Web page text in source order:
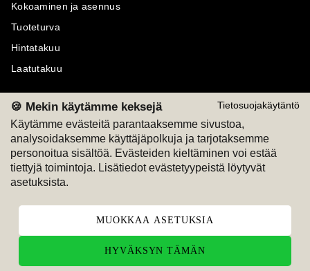
Tietosuojakäytäntö
🍪 Mekin käytämme keksejä
Käytämme evästeitä parantaaksemme sivustoa,
analysoidaksemme käyttäjäpolkuja ja tarjotaksemme
personoitua sisältöä. Evästeiden kieltäminen voi estää
tiettyjä toimintoja. Lisätiedot evästetyypeistä löytyvät
asetuksista.
MUOKKAA ASETUKSIA
HYVÄKSYN TÄMÄN
Kokoaminen ja asennus
Tuoteturva
Hintatakuu
Laatutakuu
Maksutavat
M
Seuraa meitä